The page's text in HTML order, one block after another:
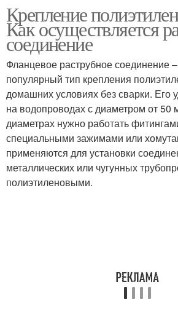
Крепление
Как осуществляется
соединение
Фланцевое раструбное соединение
популярный тип крепления
домашних условиях без сварки. Его
на водопроводах с диаметром от
диаметрах нужно работать
специальными зажимами или
применяются для установки
металлических или чугунных
полиэтиленовыми.